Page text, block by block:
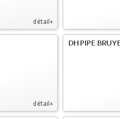
détail+
détail+
DH PIPE